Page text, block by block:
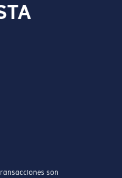
son